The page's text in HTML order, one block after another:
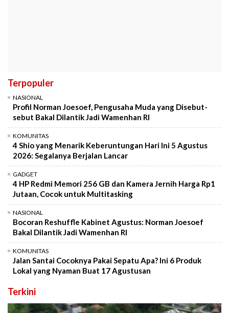
Terpopuler
NASIONAL
Profil Norman Joesoef, Pengusaha Muda yang Disebut-
sebut Bakal Dilantik Jadi Wamenhan RI
KOMUNITAS
4 Shio yang Menarik Keberuntungan Hari Ini 5 Agustus
2026: Segalanya Berjalan Lancar
GADGET
4 HP Redmi Memori 256 GB dan Kamera Jernih Harga Rp1
Jutaan, Cocok untuk Multitasking
NASIONAL
Bocoran Reshuffle Kabinet Agustus: Norman Joesoef
Bakal Dilantik Jadi Wamenhan RI
KOMUNITAS
Jalan Santai Cocoknya Pakai Sepatu Apa? Ini 6 Produk
Lokal yang Nyaman Buat 17 Agustusan
Terkini